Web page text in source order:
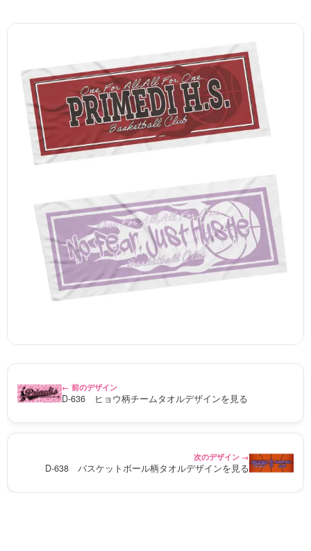
← 前のデザイン
D-636 ヒョウ柄チームタオルデザインを見る
次のデザイン →
D-638 バスケットボール柄タオルデザインを見る